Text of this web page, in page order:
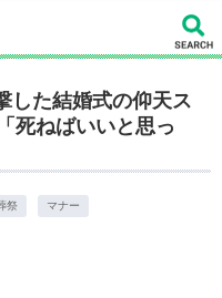
た結婚式の仰天ス
死ねばいいと思っ
祭 マナー